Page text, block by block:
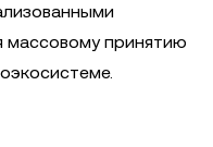
массовому принятию